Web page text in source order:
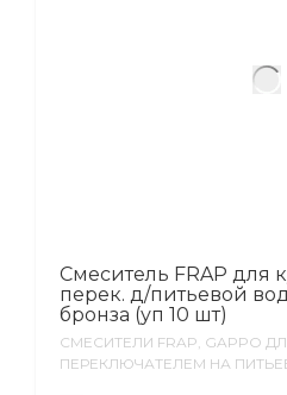
Смеситель FRAP для
перек. д/питьевой
бронза (уп 10 шт)
СМЕСИТЕЛИ FRAP, GAPPO
ПЕРЕКЛЮЧАТЕЛЕМ НА